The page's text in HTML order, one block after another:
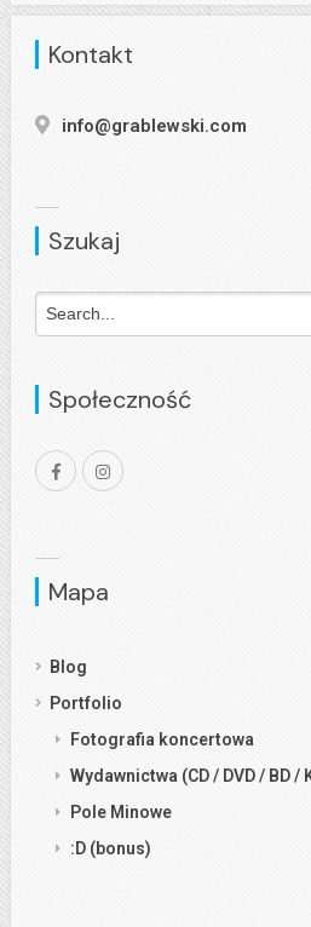
Kontakt
info@grablewski.com
Szukaj
Społeczność
Mapa
Blog
Portfolio
Fotografia koncertowa
Wydawnictwa (CD / DVD / BD
Pole Minowe
:D (bonus)